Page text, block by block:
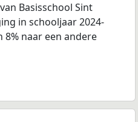
Basisschool Sint
in schooljaar 2024-
8% naar een andere